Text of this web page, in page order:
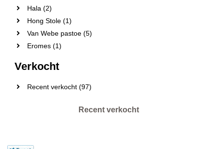
Hala (2)
Hong Stole (1)
Van Webe pastoe (5)
Eromes (1)
Verkocht
Recent verkocht (97)
Recent verkocht